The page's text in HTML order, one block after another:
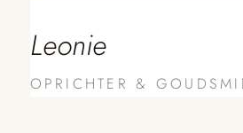
Leonie
OPRICHTER &